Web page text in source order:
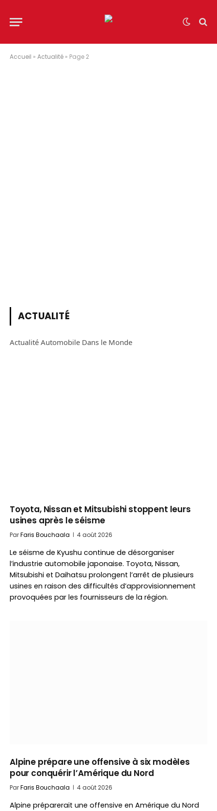
Accueil » Actualité » Page 2
ACTUALITÉ
Actualité Automobile Dans le Monde
Toyota, Nissan et Mitsubishi stoppent leurs
usines après le séisme
ParFaris Bouchaala 4 août 2026
Le séisme de Kyushu continue de désorganiser
l’industrie automobile japonaise. Toyota, Nissan,
Mitsubishi et Daihatsu prolongent l’arrêt de plusieurs
usines en raison des difficultés d’approvisionnement
provoquées par les fournisseurs de la région.
Alpine prépare une offensive à six modèles
pour conquérir l’Amérique du Nord
ParFaris Bouchaala 4 août 2026
Alpine préparerait une offensive en Amérique du Nord